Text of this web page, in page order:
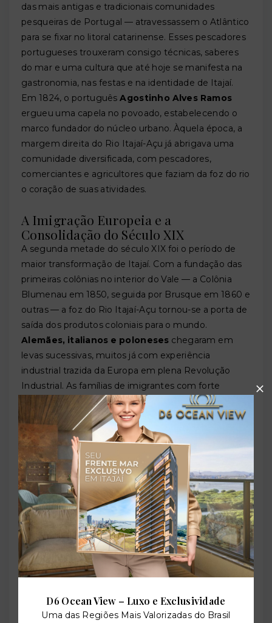
das mais antigas e tradicionais comunidades
pesqueiras de Portugal — atravessassem o Atlântico
para se fixar no litoral catarinense. Esses pescadores
portugueses trouxeram consigo técnicas, saberes
do mar e uma cultura que até hoje se manifesta na
gastronomia, nas festas e na identidade de Itajaí.
Em 1824, o portuguêsAgostinho Alves Ramos
ergueu uma capela no povoado, estabelecendo o
marco fundador do núcleo urbano. Àquela época, a
margem direita do Rio Itajaí-Açu já abrigava uma
comunidade diversificada, com pescadores,
comerciantes e agricultores que faziam da foz do rio
o coração de suas atividades.
A Imigração Europeia e a
Consolidação do Século XIX
A segunda metade do século XIX foi o período de
maior transformação de Itajaí. Com a fundação das
primeiras colônias no interior do Vale — a Colônia
Blumenau em 1850, seguida por Brusque em 1860 e
outras — a foz do Rio Itajaí-Açu tornou-se a porta de
saída dos produtos coloniais para o mundo.
Alemães, italianos e poloneses chegaram em
levas sucessivas, muitos já com experiência
industrial trazida da Europa em plena Revolução
Industrial. As famílias de imigrantes com forte
tradição comercial se estabeleceram às margens do
Itajaí-Açu, local ideal para o escoamento de sua
produção. Como descreve o historiador Braun Neto:
Itajaí tornou-se o porto pelo qual os produtos
coloniais eram exportados para outras regiões de
Santa Catarina, para o resto do Brasil e para o Cone
Sul — Montevidéu e Buenos Aires.
Essa diversidade étnica foi a matéria-prima de uma
identidade cultural única: luso-açoriana na pesca e na
fé, alemã e italiana no comércio e na indústria,
portuguesa em sua alma gastronômica. Itajaí é, por
definição, uma cidade de sínteses.
A Emancipação e a Fundação Oficial
do Município (1860)
D6 Ocean View – Luxo e Exclusividade
Uma das Regiões Mais Valorizadas do Brasil